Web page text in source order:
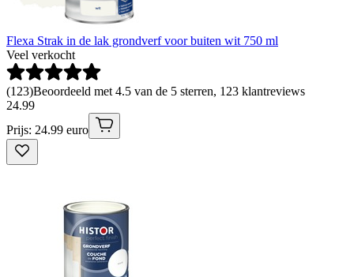
Flexa Strak in de lak grondverf voor buiten wit 750 ml
Veel verkocht
(123)Beoordeeld met 4.5 van de 5 sterren, 123 klantreviews
24.99
Prijs: 24.99 euro